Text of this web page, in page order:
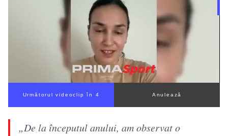
Următorul videoclip în 3 Anulează
„De la începutul anului, am observat o